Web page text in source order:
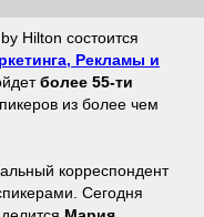
Hilton состоится
Рекламы и
более 55-ти
из более чем
корреспондент
Сегодня